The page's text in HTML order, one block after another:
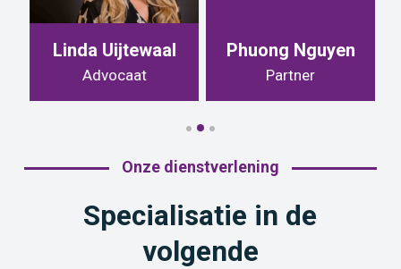
Linda Uijtewaal
Advocaat
Phuong Nguyen
Partner
Onze dienstverlening
Specialisatie in de
volgende